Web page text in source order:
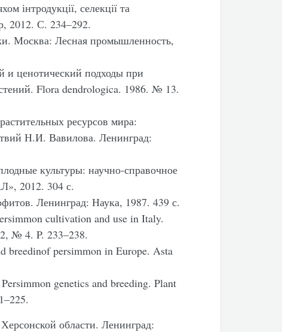
інтродукції, селекції та
2012. С. 234–292.
Москва: Лесная промышленность,
ценотический подходы при
Flora dendrologica. 1986. № 13.
ресурсов мира:
Н.И. Вавилова. Ленинград:
культуры: научно-справочное
2012. 304 с.
Ленинград: Наука, 1987. 439 с.
cultivation and use in Italy.
№ 4. P. 233–238.
breedinof persimmon in Europe. Asta
genetics and breeding. Plant
области. Ленинград: